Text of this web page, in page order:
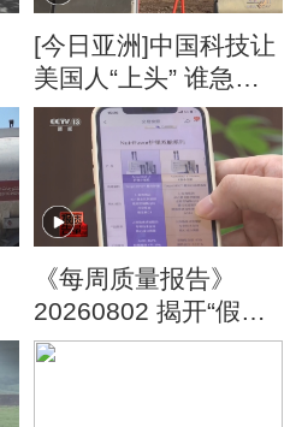
[今日亚洲]中国科技让
美国人“上头” 谁急
了？
《每周质量报告》
20260802 揭开“假洋
牌”的真面目